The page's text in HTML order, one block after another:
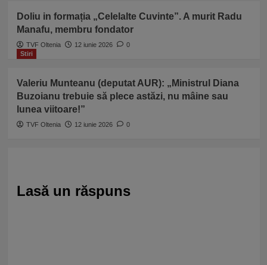
Doliu in formația „Celelalte Cuvinte”. A murit Radu
Manafu, membru fondator
TVF Oltenia 12 iunie 2026
0
Stiri
Valeriu Munteanu (deputat AUR): „Ministrul Diana
Buzoianu trebuie să plece astăzi, nu mâine sau
lunea viitoare!”
TVF Oltenia 12 iunie 2026 0
Lasă un răspuns